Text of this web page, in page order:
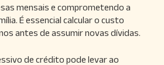
mensais e comprometendo a
É essencial calcular o custo
antes de assumir novas dívidas.
de crédito pode levar ao